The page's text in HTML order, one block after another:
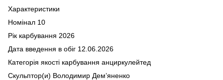
Характеристики
Номінал 10
Рік карбування 2026
Дата введення в обіг 12.06.2026
Категорія якості карбування анциркулейтед
Скульптор(и) Володимир Дем’яненко